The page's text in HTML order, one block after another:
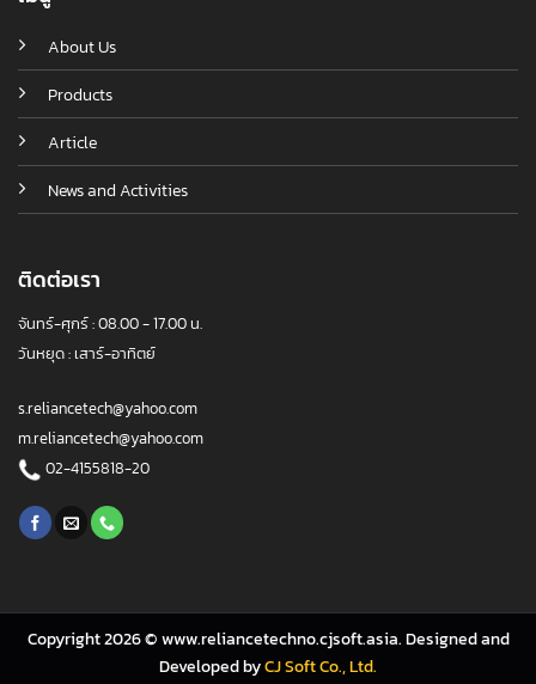
About Us
Products
Article
News and Activities
ติดต่อเรา
จันทร์-ศุกร์ : 08.00 - 17.00 น.
วันหยุด : เสาร์-อาทิตย์
s.reliancetech@yahoo.com
m.reliancetech@yahoo.com
02-4155818-20
Copyright 2026 © www.reliancetechno.cjsoft.asia. Designed and
Developed byCJ Soft Co., Ltd.